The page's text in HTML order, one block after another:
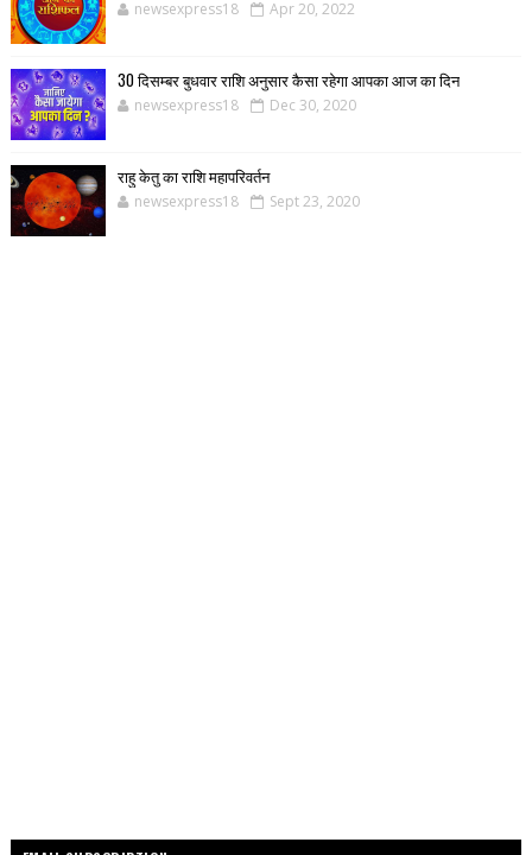
newsexpress18 Apr 20, 2022
30 दिसम्बर बुधवार राशि अनुसार कैसा रहेगा आपका आज का दिन
newsexpress18 Dec 30, 2020
राहु केतु का राशि महापरिवर्तन
newsexpress18 Sept 23, 2020